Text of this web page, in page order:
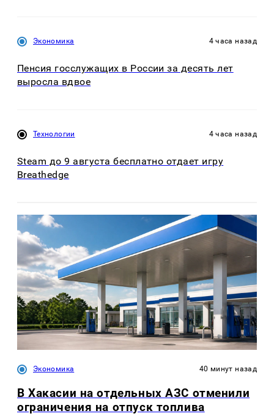
Экономика 4 часа назад
Пенсия госслужащих в России за десять лет
выросла вдвое
Технологии 4 часа назад
Steam до 9 августа бесплатно отдает игру
Breathedge
Экономика 40 минут назад
В Хакасии на отдельных АЗС отменили
ограничения на отпуск топлива